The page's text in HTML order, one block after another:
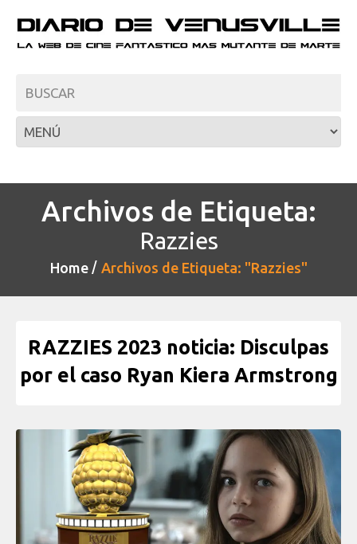
Archivos de Etiqueta:
Razzies
Home Archivos de Etiqueta: "Razzies"
RAZZIES 2023 noticia: Disculpas
por el caso Ryan Kiera Armstrong